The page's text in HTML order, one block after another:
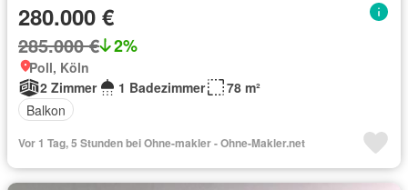
280.000 €
285.000 € 2%
Poll, Köln
2 Zimmer
1 Badezimmer
78 m²
Balkon
Vor 1 Tag, 5 Stunden bei Ohne-makler - Ohne-Makler.net